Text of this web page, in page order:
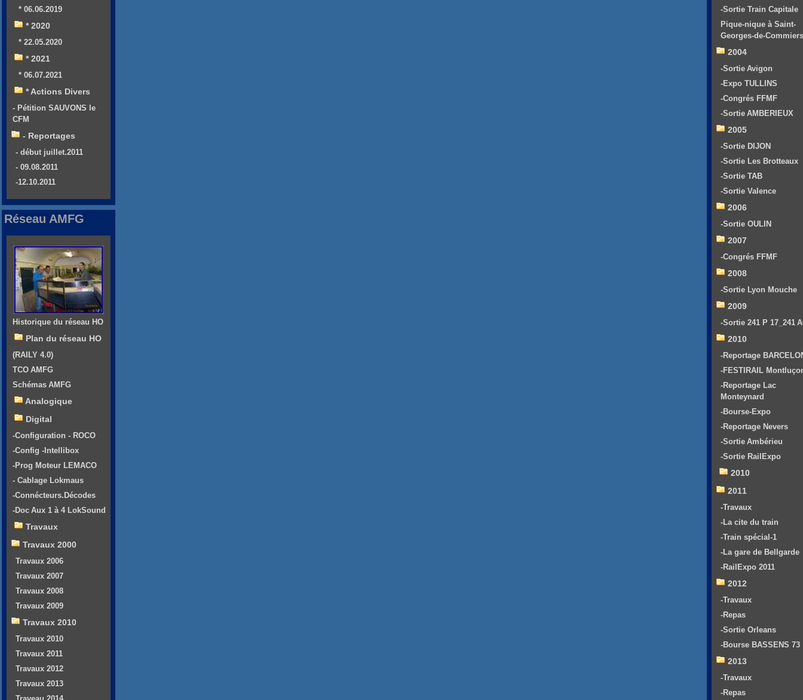
* 06.06.2019
* 2020
* 22.05.2020
* 2021
* 06.07.2021
* Actions Divers
- Pétition SAUVONS le
CFM
- Reportages
- début juillet.2011
- 09.08.2011
-12.10.2011
Réseau AMFG
Historique du réseau HO
Plan du réseau HO
(RAILY 4.0)
TCO AMFG
Schémas AMFG
Analogique
Digital
-Configuration - ROCO
-Config -Intellibox
-Prog Moteur LEMACO
- Cablage Lokmaus
-Connécteurs.Décodes
-Doc Aux 1 à 4 LokSound
Travaux
Travaux 2000
Travaux 2006
Travaux 2007
Travaux 2008
Travaux 2009
Travaux 2010
Travaux 2010
Travaux 2011
Travaux 2012
Travaux 2013
-Sortie Train Capitale
Pique-nique à Saint-
Georges-de-Commiers
2004
-Sortie Avigon
-Expo TULLINS
-Congrés FFMF
-Sortie AMBERIEUX
2005
-Sortie DIJON
-Sortie Les Brotteaux
-Sortie TAB
-Sortie Valence
2006
-Sortie OULIN
2007
-Congrés FFMF
2008
-Sortie Lyon Mouche
2009
-Sortie 241 P 17_241
2010
-Reportage
-FESTIRAIL
-Reportage Lac
Monteynard
-Bourse-Expo
-Reportage Nevers
-Sortie Ambérieu
-Sortie RailExpo
2010
2011
-Travaux
-La cite du train
-Train spécial-1
-La gare de Bellgarde
-RailExpo 2011
2012
-Travaux
-Repas
-Sortie Orleans
-Bourse BASSENS 73
2013
-Travaux
-Repas